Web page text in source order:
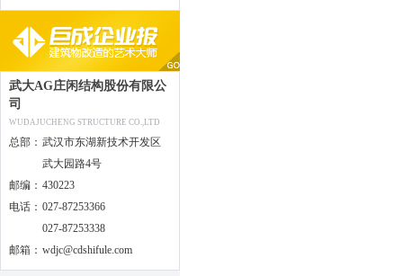
武大AG庄闲结构股份有限公
司
WUDAJUCHENG STRUCTURE CO.,LTD
总部： 武汉市东湖新技术开发区
武大园路4号
邮编： 430223
电话： 027-87253366
027-87253338
邮箱： wdjc@cdshifule.com